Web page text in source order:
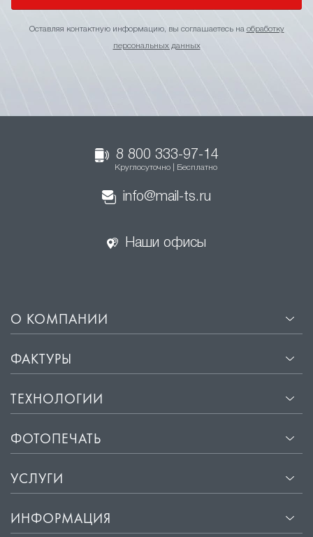
Оставляя контактную информацию, вы соглашаетесь на обработку
персональных данных
8 800 333-97-14
Круглосуточно | Бесплатно
info@mail-ts.ru
Наши офисы
О КОМПАНИИ
ФАКТУРЫ
ТЕХНОЛОГИИ
ФОТОПЕЧАТЬ
УСЛУГИ
ИНФОРМАЦИЯ